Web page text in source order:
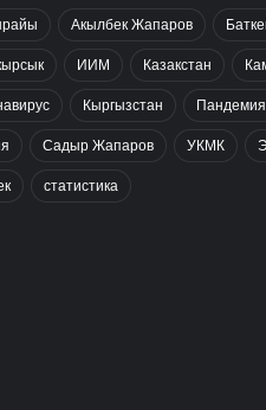
Акылбек Жапаров
ИИМ Казакстан
Кыргызстан Пандемия
Садыр Жапаров УКМК
статистика